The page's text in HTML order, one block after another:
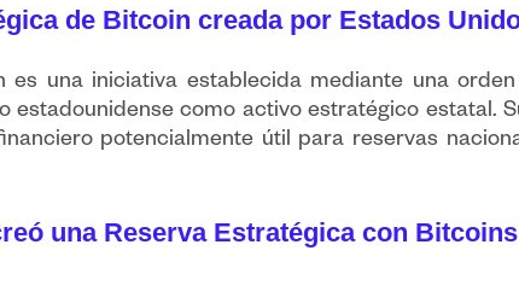
de Bitcoin creada por Estados
es una iniciativa establecida mediante una
estadounidense como activo estratégico estatal.
potencialmente útil para reservas
una Reserva Estratégica con